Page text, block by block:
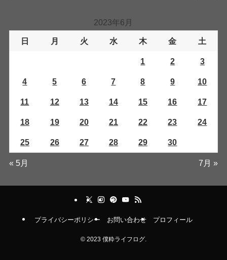
2023年6月
日 月 火 水 木 金 土
1 2 3
4 5 6 7 8 9 10
11 12 13 14 15 16 17
18 19 20 21 22 23 24
25 26 27 28 29 30
« 5月 7月 »
プライバシーポリシー お問い合わせ プロフィール
© 2023 僕粋ライフログ.